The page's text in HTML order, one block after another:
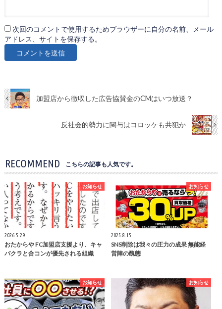
次回のコメントで使用するためブラウザーに自分の名前、メール
アドレス、サイトを保存する。
加盟店から徴収した広告協賛金のCMはいつ放送？
反社会的勢力に関与はコロッケも共犯か
RECOMMEND こちらの記事も人気です。
お知らせ
2026.5.29
おたからや FC加盟店支援より、キャ
バクラと合コンが優先される組織
お知らせ
2025.8.15
SNS削除は我々の圧力の成果 無能経
営陣の醜態
お知らせ お知らせ